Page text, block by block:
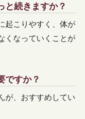
と続きますか？
起こりやすく、体が
くなっていくことが
ですか？
が、おすすめしてい